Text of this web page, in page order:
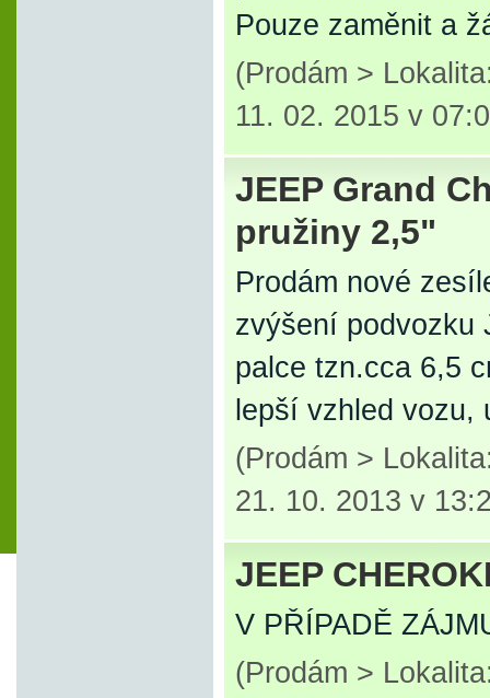
Pouze zaměnit a
(Prodám >
11. 02. 2015 v
JEEP Grand
pružiny 2,5"
Prodám nové
zvýšení podvozku
palce tzn.cca 6,5
lepší vzhled vozu,
(Prodám >
21. 10. 2013 v
JEEP
V PŘÍPADĚ
(Prodám >